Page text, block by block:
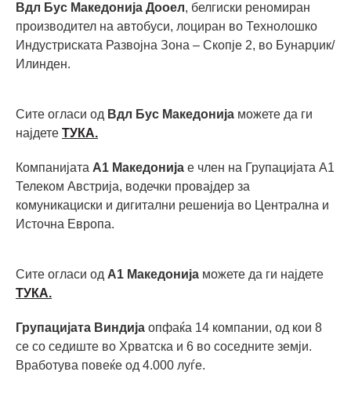
Вдл Бус Македонија Дооел, белгиски реномиран
производител на автобуси, лоциран во Технолошко
Индустриската Развојна Зона – Скопје 2, во Бунарџик/
Илинден.
Сите огласи од Вдл Бус Македонија можете да ги
најдете ТУКА.
Компанијата А1 Македонија е член на Групацијата А1
Телеком Австрија, водечки провајдер за
комуникациски и дигитални решенија во Централна и
Источна Европа.
Сите огласи од А1 Македонија можете да ги најдете
ТУКА.
Групацијата Виндија опфаќа 14 компании, од кои 8
се со седиште во Хрватска и 6 во соседните земји.
Вработува повеќе од 4.000 луѓе.